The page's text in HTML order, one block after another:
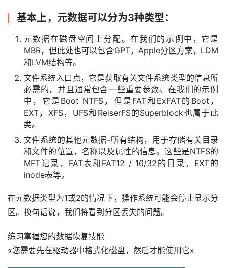
基本上，元数据可以分为3种类型：
元数据在磁盘空间上分配。在我们的示例中，它是
MBR，但此处也可以包含GPT，Apple分区方案，LDM
和LVM结构等。
文件系统入口点，它是获取有关文件系统类型的信息所
必需的，并且通常包含一些重要参数。在我们的示例
中，它是Boot NTFS，但是FAT和ExFAT的Boot，
EXT，XFS，UFS和ReiserFS的Superblock也属于此
类。
文件系统的其他元数据-所有结构，用于存储有关目录
和文件的位置，名称以及属性的信息。这些是NTFS的
MFT记录，FAT表和FAT12 / 16/32的目录，EXT的
inode表等。
在元数据类型为1或2的情况下，操作系统可能会停止显示分
区。换句话说，我们将看到分区丢失的问题。
练习掌握您的数据恢复技能
«您需要先在驱动器中格式化磁盘，然后才能使用它»